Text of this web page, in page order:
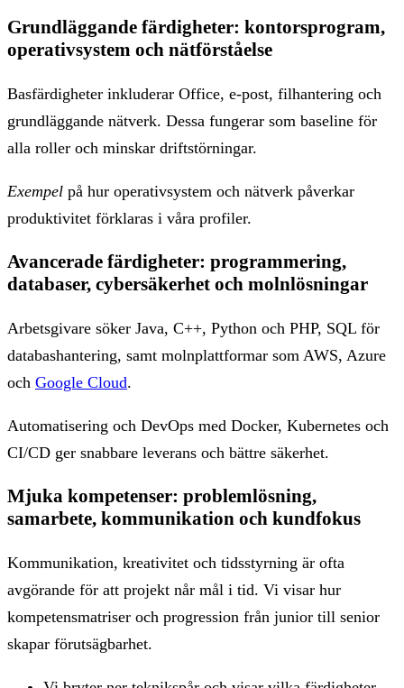
Grundläggande färdigheter: kontorsprogram,
operativsystem och nätförståelse
Basfärdigheter inkluderar Office, e-post, filhantering och
grundläggande nätverk. Dessa fungerar som baseline för
alla roller och minskar driftstörningar.
Exempel på hur operativsystem och nätverk påverkar
produktivitet förklaras i våra profiler.
Avancerade färdigheter: programmering,
databaser, cybersäkerhet och molnlösningar
Arbetsgivare söker Java, C++, Python och PHP, SQL för
databashantering, samt molnplattformar som AWS, Azure
och Google Cloud.
Automatisering och DevOps med Docker, Kubernetes och
CI/CD ger snabbare leverans och bättre säkerhet.
Mjuka kompetenser: problemlösning,
samarbete, kommunikation och kundfokus
Kommunikation, kreativitet och tidsstyrning är ofta
avgörande för att projekt når mål i tid. Vi visar hur
kompetensmatriser och progression från junior till senior
skapar förutsägbarhet.